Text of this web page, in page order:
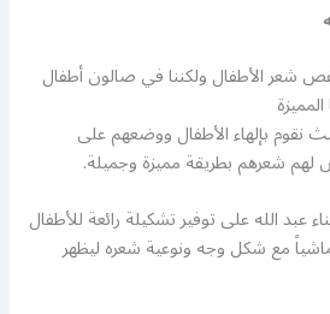
شعر الأطفال ولكننا في صالون أطفال
نقوم بإلهاء الأطفال ووضعهم على
شعرهم بطريقة مميزة وجميلة.
الله على توفير تشكيلة رائعة للأطفال
مع شكل وجه ونوعية شعره ليظهر